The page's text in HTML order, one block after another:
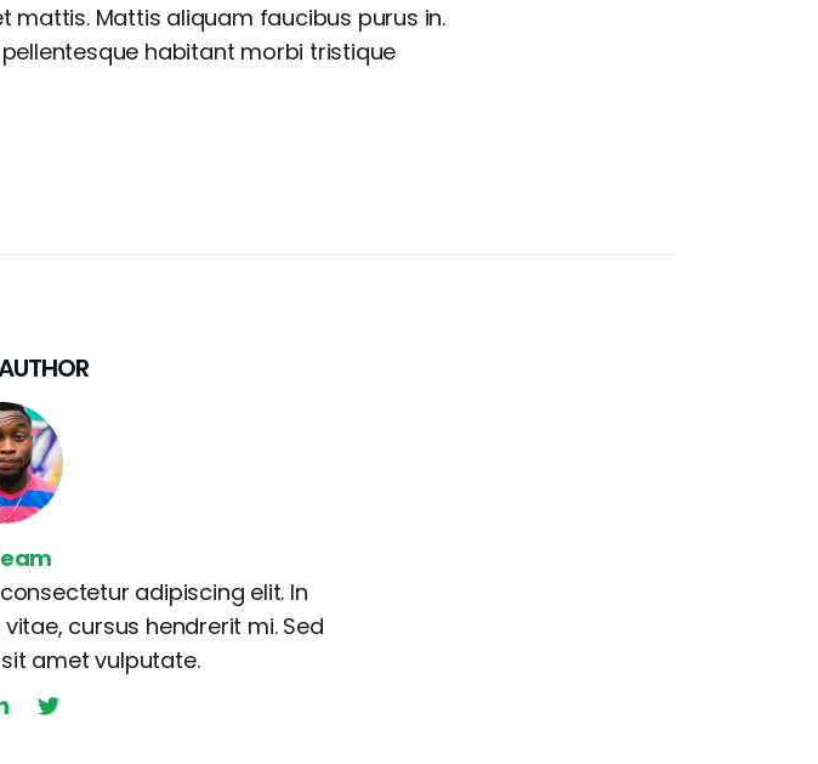
mattis. Mattis aliquam faucibus purus in.
habitant morbi tristique
adipiscing elit. In
cursus hendrerit mi. Sed
amet vulputate.